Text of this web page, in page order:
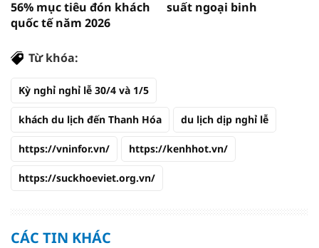
56% mục tiêu đón khách
quốc tế năm 2026
suất ngoại binh
Từ khóa:
Kỳ nghỉ nghỉ lễ 30/4 và 1/5
khách du lịch đến Thanh Hóa du lịch dịp nghỉ lễ
https://vninfor.vn/ https://kenhhot.vn/
https://suckhoeviet.org.vn/
CÁC TIN KHÁC